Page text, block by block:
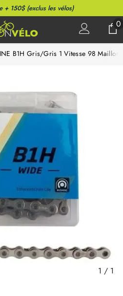
+ 150$ (exclus les vélos)
0
0
B1H Gris/gris 1 Vitesse 98 Maillons
1 / 1